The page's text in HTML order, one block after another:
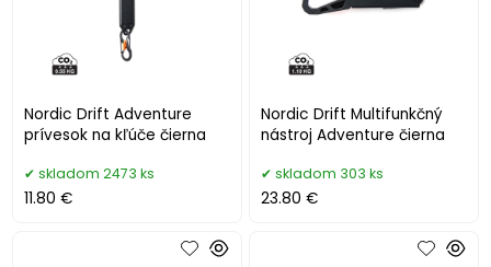
Nordic Drift Adventure
prívesok na kľúče čierna
skladom 2473 ks
11.80 €
Nordic Drift Multifunkčný
nástroj Adventure čierna
skladom 303 ks
23.80 €